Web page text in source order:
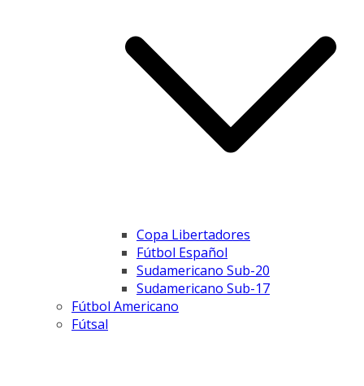
Copa Libertadores
Fútbol Español
Sudamericano Sub-20
Sudamericano Sub-17
Fútbol Americano
Fútsal